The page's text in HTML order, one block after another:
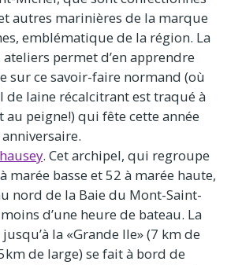
autres marinières de la marque
emblématique de la région. La
permet d’en apprendre
sur ce savoir-faire normand (où
de laine récalcitrant est traqué à
au peigne!) qui fête cette année
. Cet archipel, qui regroupe
marée basse et 52 à marée haute,
nord de la Baie du Mont-Saint-
d’une heure de bateau. La
la «Grande Ile» (7 km de
de large) se fait à bord de